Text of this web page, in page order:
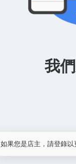
我
如果您是店主，請登錄以